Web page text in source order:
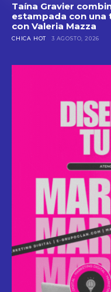
Taína Gravier
estampada con una
con Valeria Mazza
CHICA HOT 3 AGOSTO, 2026